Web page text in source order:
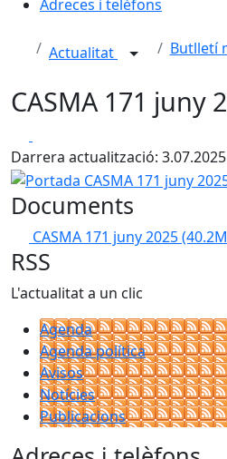
Adreces i telèfons
Actualitat Butlletí
CASMA 171 juny
Darrera actualització:
Portada CASMA 171 juny 2025
Documents
CASMA 171 juny 2025
RSS
L'actualitat a un clic
Agenda
Agenda política
Avisos
Notícies
Publicacions